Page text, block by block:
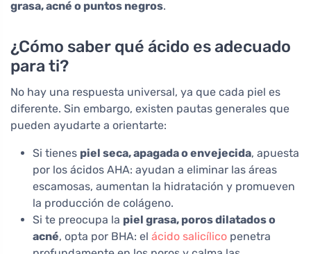
grasa, acné o puntos negros.
¿Cómo saber qué ácido es adecuado
para ti?
No hay una respuesta universal, ya que cada piel es
diferente. Sin embargo, existen pautas generales que
pueden ayudarte a orientarte:
Si tienes piel seca, apagada o envejecida, apuesta
por los ácidos AHA: ayudan a eliminar las áreas
escamosas, aumentan la hidratación y promueven
la producción de colágeno.
Si te preocupa la piel grasa, poros dilatados o
acné, opta por BHA: el ácido salicílico penetra